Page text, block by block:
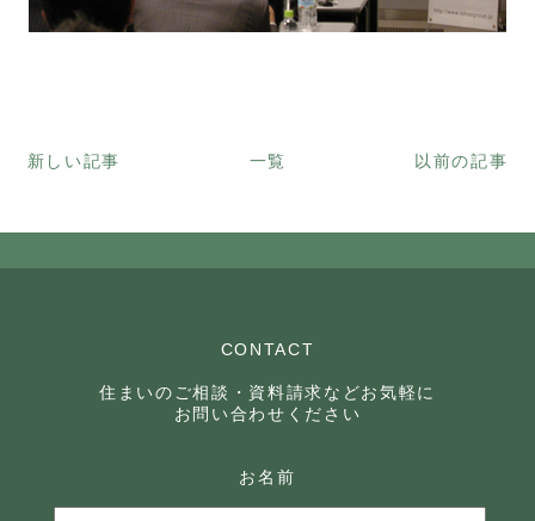
新しい記事 一覧 以前の記事
CONTACT
住まいのご相談・資料請求などお気軽に
お問い合わせください
お名前